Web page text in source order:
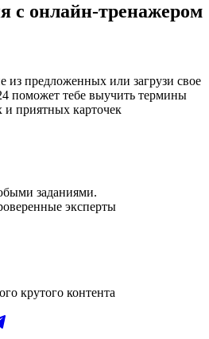
с онлайн-тренажером
из предложенных или загрузи свое
поможет тебе выучить термины
приятных карточек
заданиями.
эксперты
крутого контента